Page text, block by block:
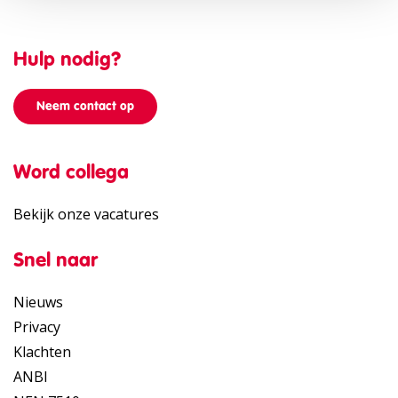
Hulp nodig?
Neem contact op
Word collega
Bekijk onze vacatures
Snel naar
Nieuws
Privacy
Klachten
ANBI